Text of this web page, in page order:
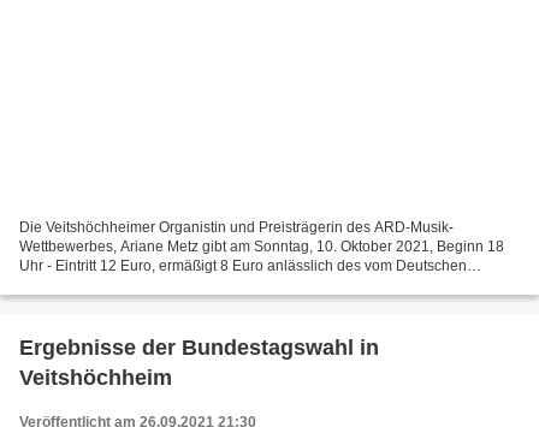
Die Veitshöchheimer Organistin und Preisträgerin des ARD-Musik-
Wettbewerbes, Ariane Metz gibt am Sonntag, 10. Oktober 2021, Beginn 18
Uhr - Eintritt 12 Euro, ermäßigt 8 Euro anlässlich des vom Deutschen
Ergebnisse der Bundestagswahl in
Veitshöchheim
Veröffentlicht am 26.09.2021 21:30